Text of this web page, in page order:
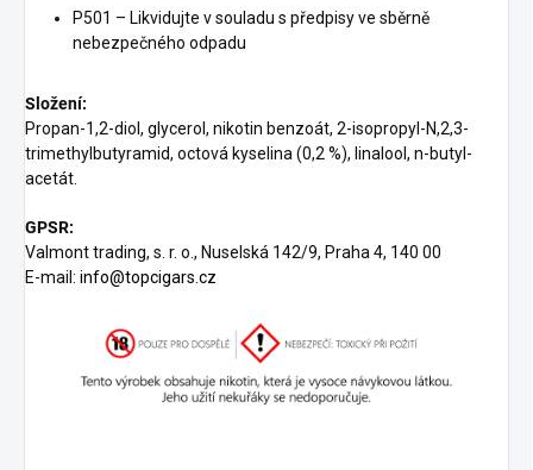
P501 – Likvidujte v souladu s předpisy ve sběrně
nebezpečného odpadu
Složení:
Propan-1,2-diol, glycerol, nikotin benzoát, 2-isopropyl-N,2,3-
trimethylbutyramid, octová kyselina (0,2 %), linalool, n-butyl-
acetát.
GPSR:
Valmont trading, s. r. o., Nuselská 142/9, Praha 4, 140 00
E-mail: info@topcigars.cz